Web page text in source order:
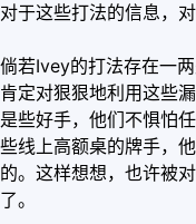
对于这些打法的信息，
倘若Ivey的打法存在一
肯定对狠狠地利用这些
是些好手，他们不惧怕
些线上高额桌的牌手，
的。这样想想，也许被
了。